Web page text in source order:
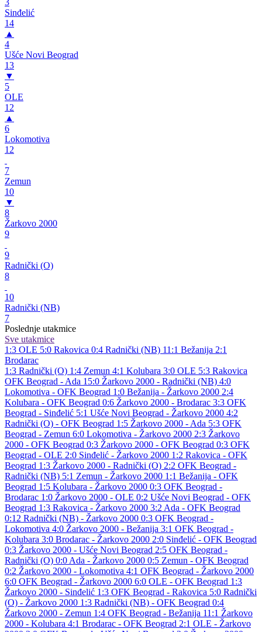
Sinđelić
14
▲
4
Ušće Novi Beograd
13
▼
5
OLE
12
▲
6
Lokomotiva
12
7
Zemun
10
▼
8
Žarkovo 2000
9
9
Radnički (O)
8
10
Radnički (NB)
7
Poslednje utakmice
Sve utakmice
1:3 OLE 5:0 Rakovica 0:4 Radnički (NB) 11:1 Bežanija 2:1
Brodarac
1:3 Radnički (O) 1:4 Zemun 4:1 Kolubara 3:0 OLE 5:3 Rakovica
OFK Beograd - Ada 15:0 Žarkovo 2000 - Radnički (NB) 4:0
Lokomotiva - OFK Beograd 1:0 Bežanija - Žarkovo 2000 2:4
Kolubara - OFK Beograd 0:6 Žarkovo 2000 - Brodarac 3:3 OFK
Beograd - Sinđelić 5:1 Ušće Novi Beograd - Žarkovo 2000 4:2
Radnički (O) - OFK Beograd 1:5 Žarkovo 2000 - Ada 5:3 OFK
Beograd - Zemun 6:0 Lokomotiva - Žarkovo 2000 2:3 Žarkovo
2000 - OFK Beograd 0:3 Žarkovo 2000 - OFK Beograd 0:3 OFK
Beograd - OLE 2:0 Sinđelić - Žarkovo 2000 1:2 Rakovica - OFK
Beograd 1:3 Žarkovo 2000 - Radnički (O) 2:2 OFK Beograd -
Radnički (NB) 5:1 Zemun - Žarkovo 2000 1:1 Bežanija - OFK
Beograd 1:5 Kolubara - Žarkovo 2000 0:3 OFK Beograd -
Brodarac 1:0 Žarkovo 2000 - OLE 0:2 Ušće Novi Beograd - OFK
Beograd 1:3 Rakovica - Žarkovo 2000 3:2 Ada - OFK Beograd
0:12 Radnički (NB) - Žarkovo 2000 0:3 OFK Beograd -
Lokomotiva 4:0 Žarkovo 2000 - Bežanija 3:1 OFK Beograd -
Kolubara 3:0 Brodarac - Žarkovo 2000 2:0 Sinđelić - OFK Beograd
0:3 Žarkovo 2000 - Ušće Novi Beograd 2:5 OFK Beograd -
Radnički (O) 0:0 Ada - Žarkovo 2000 0:5 Zemun - OFK Beograd
0:2 Žarkovo 2000 - Lokomotiva 4:1 OFK Beograd - Žarkovo 2000
6:0 OFK Beograd - Žarkovo 2000 6:0 OLE - OFK Beograd 1:3
Žarkovo 2000 - Sinđelić 1:3 OFK Beograd - Rakovica 5:0 Radnički
(O) - Žarkovo 2000 1:3 Radnički (NB) - OFK Beograd 0:4
Žarkovo 2000 - Zemun 1:4 OFK Beograd - Bežanija 11:1 Žarkovo
2000 - Kolubara 4:1 Brodarac - OFK Beograd 2:1 OLE - Žarkovo